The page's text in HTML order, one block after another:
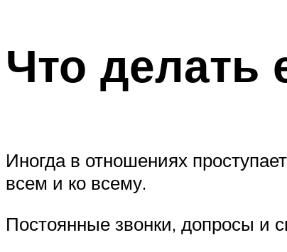
Что делать
Иногда в отношениях
всем и ко всему.
Постоянные звонки, допросы и